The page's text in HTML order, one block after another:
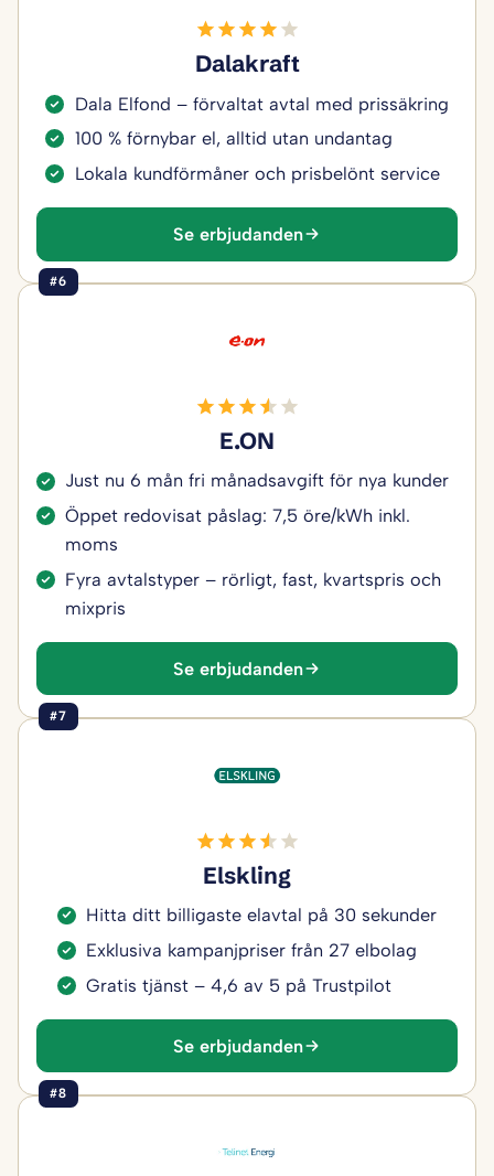
Dalakraft
Dala Elfond – förvaltat avtal med prissäkring
100 % förnybar el, alltid utan undantag
Lokala kundförmåner och prisbelönt service
Se erbjudanden
#6
E.ON
Just nu 6 mån fri månadsavgift för nya kunder
Öppet redovisat påslag: 7,5 öre/kWh inkl.
moms
Fyra avtalstyper – rörligt, fast, kvartspris och
mixpris
Se erbjudanden
#7
Elskling
Hitta ditt billigaste elavtal på 30 sekunder
Exklusiva kampanjpriser från 27 elbolag
Gratis tjänst – 4,6 av 5 på Trustpilot
Se erbjudanden
#8